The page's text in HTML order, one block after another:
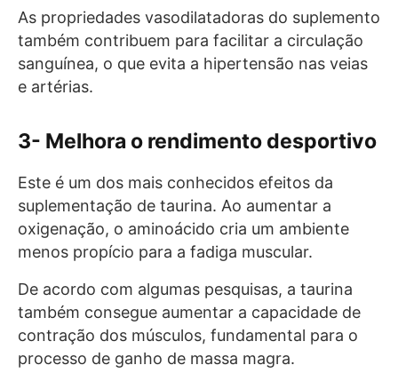
As propriedades vasodilatadoras do suplemento
também contribuem para facilitar a circulação
sanguínea, o que evita a hipertensão nas veias
e artérias.
3- Melhora o rendimento desportivo
Este é um dos mais conhecidos efeitos da
suplementação de taurina. Ao aumentar a
oxigenação, o aminoácido cria um ambiente
menos propício para a fadiga muscular.
De acordo com algumas pesquisas, a taurina
também consegue aumentar a capacidade de
contração dos músculos, fundamental para o
processo de ganho de massa magra.